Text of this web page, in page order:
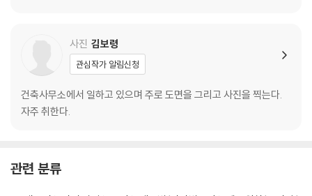
감태페스토 엔젤헤어
참나물 베이컨 스파게티
토마토 조개 푸실리
고등어 스파게티
사진 김보령
관심작가 알림신청
건축사무소에서 일하고 있으며 주로 도면을 그리고 사진을 찍는다.
자주 취한다.
관련 분류